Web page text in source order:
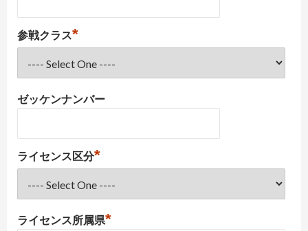
参戦クラス*
ゼッケンナンバー
ライセンス区分*
ライセンス所属県*